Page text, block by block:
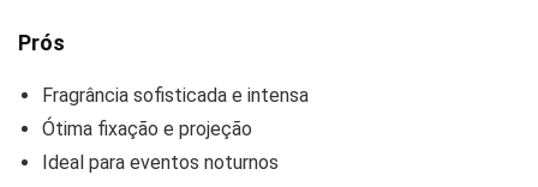
Prós
Fragrância sofisticada e intensa
Ótima fixação e projeção
Ideal para eventos noturnos